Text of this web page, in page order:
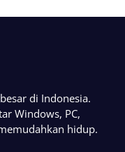
di Indonesia.
Windows, PC,
hidup.